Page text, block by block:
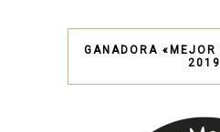
GANADORA
2019